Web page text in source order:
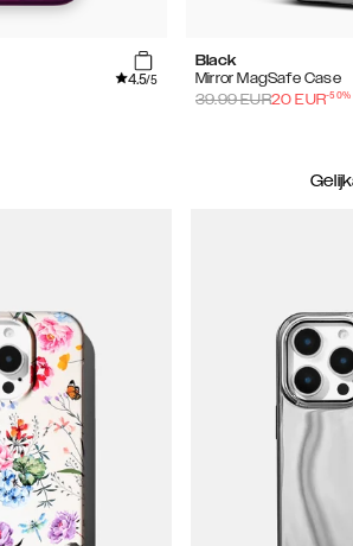
4.5/5
Black
Mirror MagSafe Case
39.99EUR20 EUR-50%